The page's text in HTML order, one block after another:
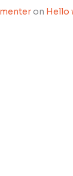
on Hello